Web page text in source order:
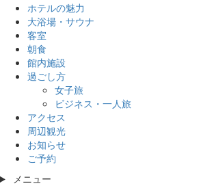
ホテルの魅力
大浴場・サウナ
客室
朝食
館内施設
過ごし方
女子旅
ビジネス・一人旅
アクセス
周辺観光
お知らせ
ご予約
メニュー